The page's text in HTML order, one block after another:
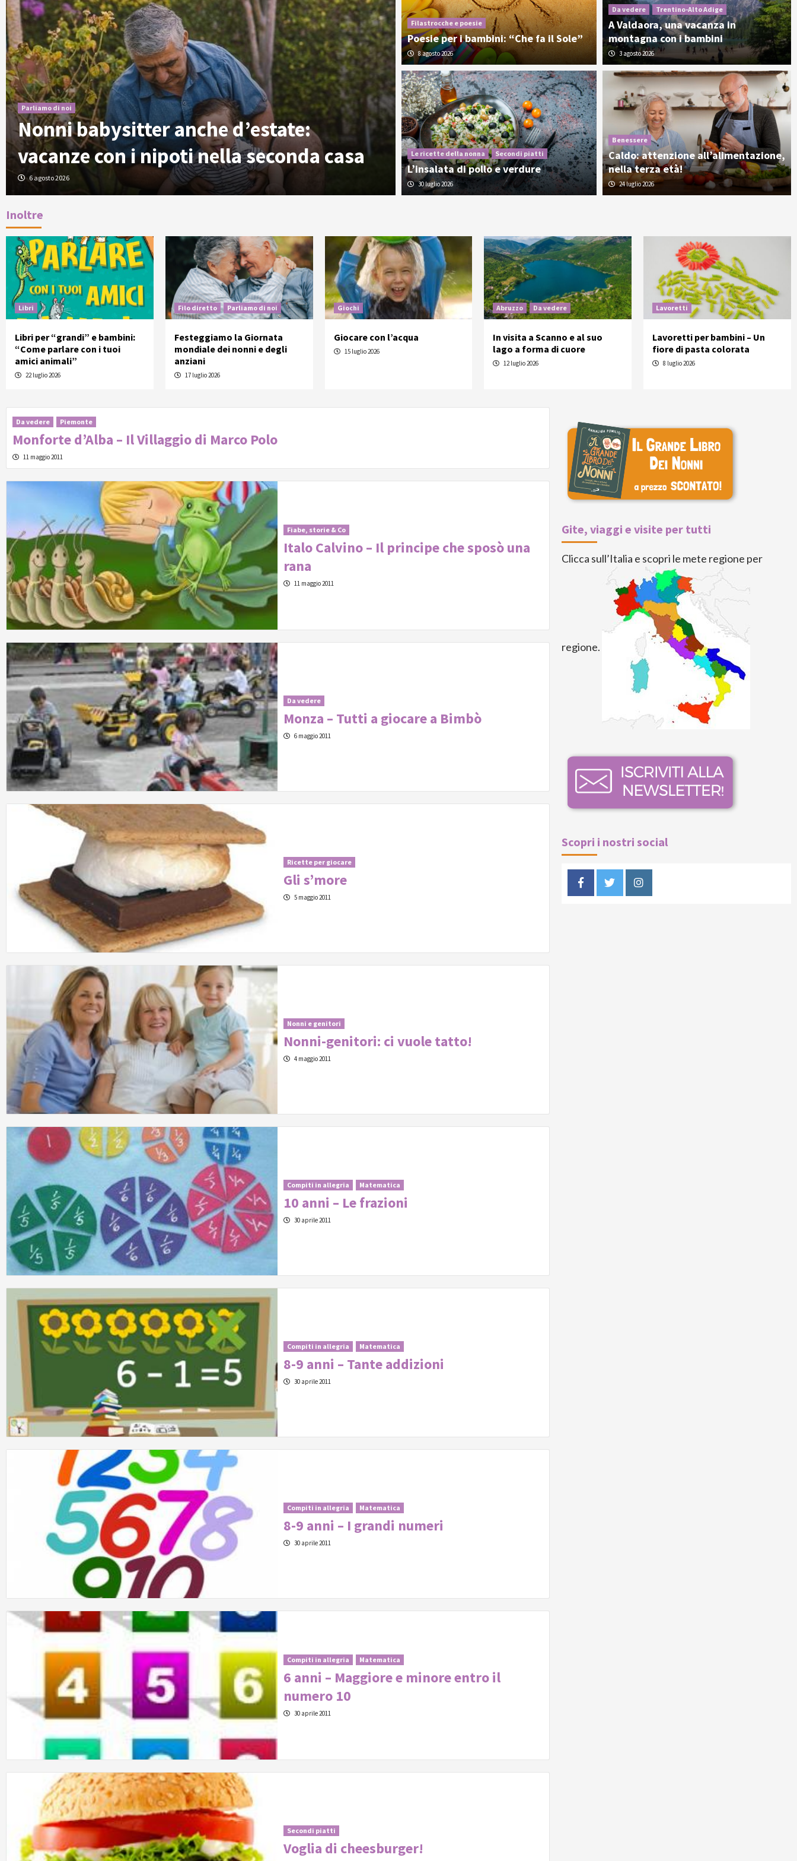
Parliamo di noi
Nonni babysitter anche d’estate:
vacanze con i nipoti nella seconda casa
6 agosto 2026
Filastrocche e poesie
Poesie per i bambini: “Che fa il Sole”
8 agosto 2026
Da vedere Trentino-Alto Adige
A Valdaora, una vacanza in
montagna con i bambini
3 agosto 2026
Le ricette della nonna Secondi piatti
L’insalata di pollo e verdure
30 luglio 2026
Benessere
Caldo: attenzione all’alimentazione,
nella terza età!
24 luglio 2026
Inoltre
Libri
Libri per “grandi” e bambini:
“Come parlare con i tuoi
amici animali”
22 luglio 2026
Filo diretto Parliamo di noi
Festeggiamo la Giornata
mondiale dei nonni e degli
anziani
17 luglio 2026
Giochi
Giocare con l’acqua
15 luglio 2026
Abruzzo Da vedere
In visita a Scanno e al suo
lago a forma di cuore
12 luglio 2026
Lavoretti
Lavoretti per bambini – Un
fiore di pasta colorata
8 luglio 2026
Da vedere Piemonte
Monforte d’Alba – Il Villaggio di Marco Polo
11 maggio 2011
Fiabe, storie & Co
Italo Calvino – Il principe che sposò una
rana
11 maggio 2011
Da vedere
Monza – Tutti a giocare a Bimbò
6 maggio 2011
Ricette per giocare
Gli s’more
5 maggio 2011
Nonni e genitori
Nonni-genitori: ci vuole tatto!
4 maggio 2011
Compiti in allegria Matematica
10 anni – Le frazioni
30 aprile 2011
Compiti in allegria Matematica
8-9 anni – Tante addizioni
30 aprile 2011
Compiti in allegria Matematica
8-9 anni – I grandi numeri
30 aprile 2011
Compiti in allegria Matematica
6 anni – Maggiore e minore entro il
numero 10
30 aprile 2011
Secondi piatti
Voglia di cheesburger!
Gite, viaggi e visite per tutti
Clicca sull’Italia e scopri le mete regione per
regione.
Scopri i nostri social
FacebookTwitterInstagram